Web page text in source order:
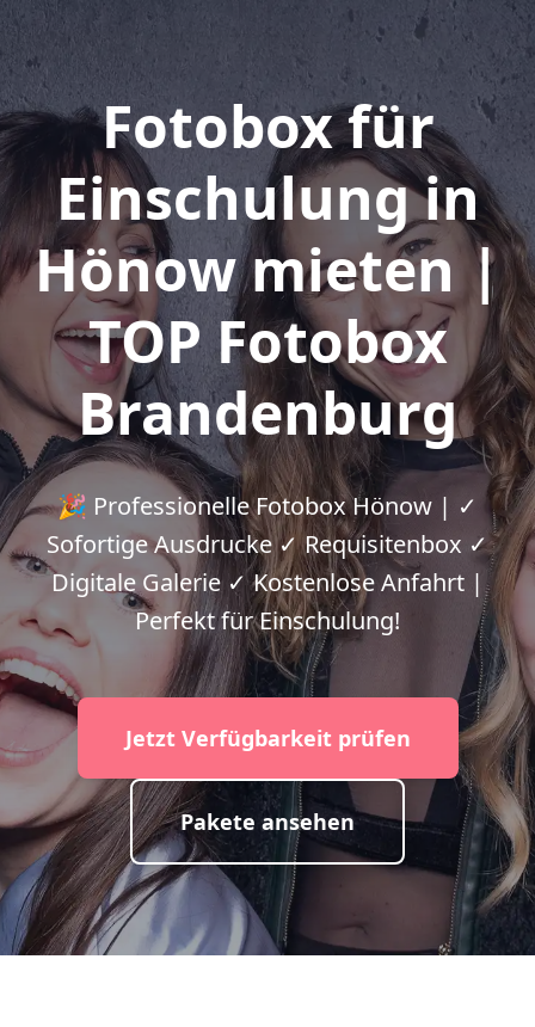
Fotobox für
Einschulung in
Hönow mieten |
TOP Fotobox
Brandenburg
🎉 Professionelle Fotobox Hönow | ✓
Sofortige Ausdrucke ✓ Requisitenbox ✓
Digitale Galerie ✓ Kostenlose Anfahrt |
Perfekt für Einschulung!
Jetzt Verfügbarkeit prüfen
Pakete ansehen